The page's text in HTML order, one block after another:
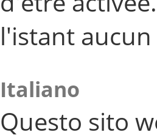
l'istant
Italiano
Questo sito